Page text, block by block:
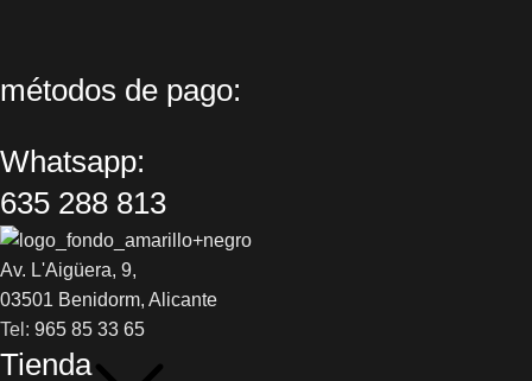
métodos de pago:
Whatsapp:
635 288 813
Av. L'Aigüera, 9,
03501 Benidorm, Alicante
Tel: 965 85 33 65
Tienda